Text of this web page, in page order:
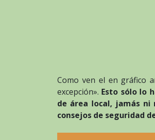
Como ven el en gráfico
excepción». Esto sólo lo
de área local, jamás
consejos de seguridad